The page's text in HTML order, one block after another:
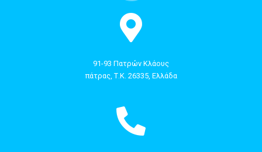
91-93 Πατρών Κλάους
πάτρας, Τ.Κ. 26335, Ελλάδα